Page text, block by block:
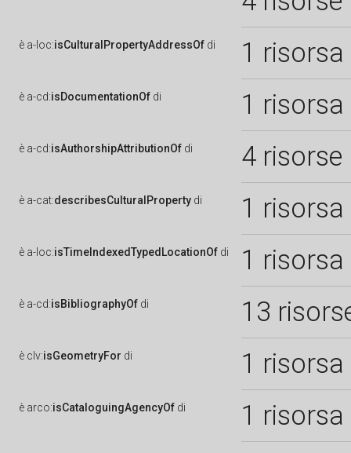
è a-loc:isCulturalPropertyAddressOf di 1 risorsa
è a-cd:isDocumentationOf di 1 risorsa
è a-cd:isAuthorshipAttributionOf di 4 risorse
è a-cat:describesCulturalProperty di 1 risorsa
è a-loc:isTimeIndexedTypedLocationOf di 1 risorsa
è a-cd:isBibliographyOf di 13
è clv:isGeometryFor di 1 risorsa
è arco:isCataloguingAgencyOf di
1 risorsa